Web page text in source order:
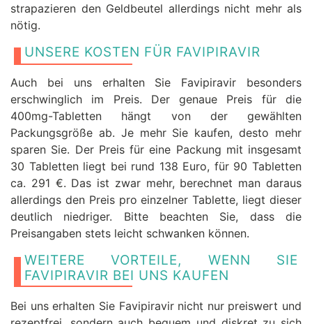
strapazieren den Geldbeutel allerdings nicht mehr als
nötig.
UNSERE KOSTEN FÜR FAVIPIRAVIR
Auch bei uns erhalten Sie Favipiravir besonders
erschwinglich im Preis. Der genaue Preis für die
400mg-Tabletten hängt von der gewählten
Packungsgröße ab. Je mehr Sie kaufen, desto mehr
sparen Sie. Der Preis für eine Packung mit insgesamt
30 Tabletten liegt bei rund 138 Euro, für 90 Tabletten
ca. 291 €. Das ist zwar mehr, berechnet man daraus
allerdings den Preis pro einzelner Tablette, liegt dieser
deutlich niedriger. Bitte beachten Sie, dass die
Preisangaben stets leicht schwanken können.
WEITERE VORTEILE, WENN SIE
FAVIPIRAVIR BEI UNS KAUFEN
Bei uns erhalten Sie Favipiravir nicht nur preiswert und